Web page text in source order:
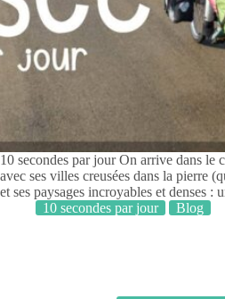
10 secondes par jour On arrive dans le
avec ses villes creusées dans la pierre
et ses paysages incroyables et denses :
10 secondes par jour
Blog